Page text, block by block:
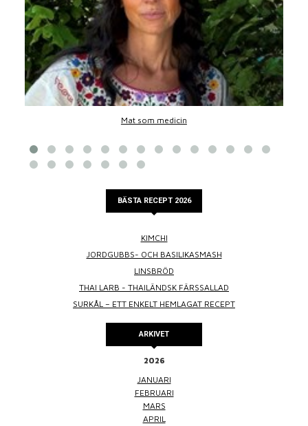
Mat som medicin
BÄSTA RECEPT 2026
KIMCHI
JORDGUBBS- OCH BASILIKASMASH
LINSBRÖD
THAI LARB - THAILÄNDSK FÄRSSALLAD
SURKÅL – ETT ENKELT HEMLAGAT RECEPT
ARKIVET
2026
JANUARI
FEBRUARI
MARS
APRIL